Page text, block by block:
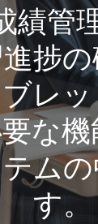
績管
捗
レ
な
ム
す。